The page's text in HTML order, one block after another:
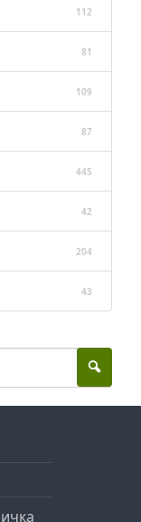
112
81
109
87
445
42
204
43